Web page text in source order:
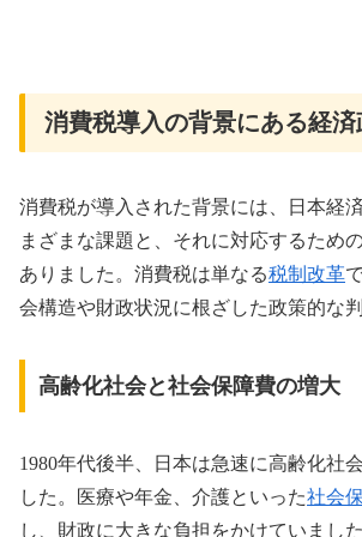
消費税導入の背景にある経
消費税が導入された背景には、日本経
まざまな課題と、それに対応するため
ありました。消費税は単なる税制改革
会構造や財政状況に根ざした政策的な
高齢化社会と社会保障費の増大
1980年代後半、日本は急速に高齢化社
した。医療や年金、介護といった社会
し、財政に大きな負担をかけていまし